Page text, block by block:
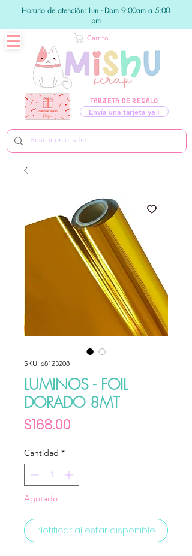
Horario de atención: Lun - Dom 9:00am a 5:00
pm
TARJETA DE REGALO
Envía una tarjeta ya !
Carrito
SKU: 68123208
LUMINOS - FOIL
DORADO 8MT
$168.00
Cantidad *
Agotado
Notificar al estar disponible